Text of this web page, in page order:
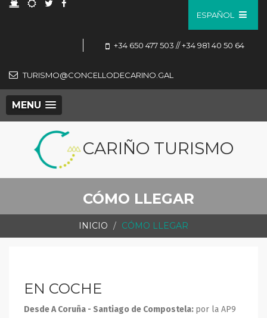
ESPAÑOL
+34 650 477 503 // +34 981 40 50 64
TURISMO@CONCELLODECARINO.GAL
MENU
CARIÑO TURISMO
CÓMO LLEGAR
INICIO CÓMO LLEGAR
EN COCHE
Desde A Coruña - Santiago de Compostela: por la AP9